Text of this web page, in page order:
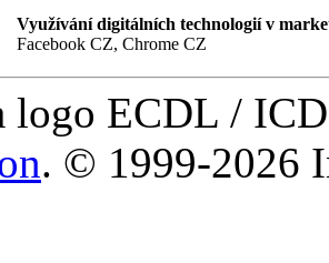
Využívání digitálních technologií v
Facebook CZ, Chrome CZ
logo ECDL /
. © 1999-2026